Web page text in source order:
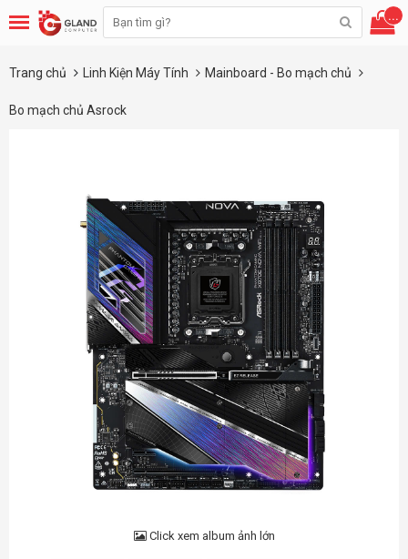
...
Trang chủ Linh Kiện Máy Tính Mainboard - Bo mạch chủ
Bo mạch chủ Asrock
Click xem album ảnh lớn